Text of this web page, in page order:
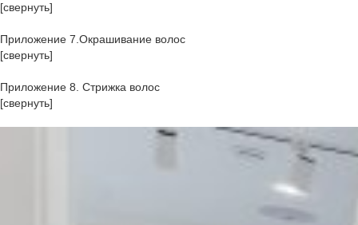
[свернуть]
Приложение 7.Окрашивание волос
[свернуть]
Приложение 8. Стрижка волос
[свернуть]